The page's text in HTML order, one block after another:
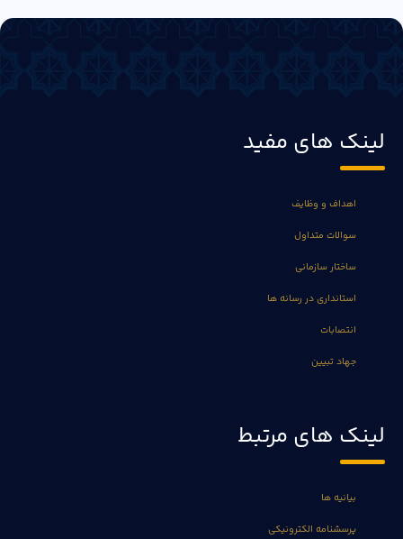
لینک های مفید
اهداف و وظایف
سوالات متداول
ساختار سازمانی
استانداری در رسانه ها
انتصابات
جهاد تبیین
لینک های مرتبط
بیانیه ها
پرسشنامه الکترونیکی